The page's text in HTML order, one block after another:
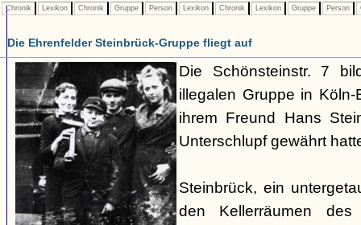
Chronik Lexikon Chronik Gruppe Person Lexikon Chronik Lexikon Gruppe Person
Die Ehrenfelder Steinbrück-Gruppe fliegt auf
Die Schönsteinstr. 7
illegalen Gruppe in
ihrem Freund Hans
Unterschlupf gewährt
Steinbrück, ein
den Kellerräumen